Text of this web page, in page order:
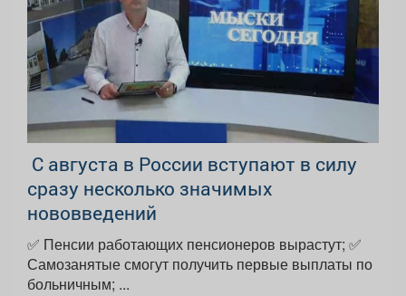
С августа в России вступают в силу
сразу несколько значимых
нововведений
✅ Пенсии работающих пенсионеров вырастут; ✅
Самозанятые смогут получить первые выплаты по
больничным; ...